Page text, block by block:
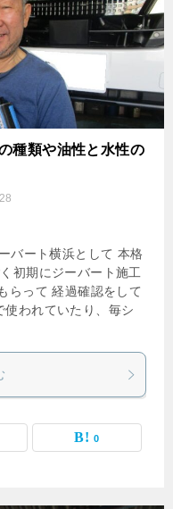
種類や油性と水性の
バート横浜として 本格
初期にジーバート施工
らって 経過確認をして
使われていたり、毎シ
0